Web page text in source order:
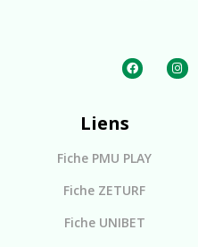
Liens
Fiche PMU PLAY
Fiche ZETURF
Fiche UNIBET